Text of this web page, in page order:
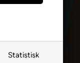
Statistisk